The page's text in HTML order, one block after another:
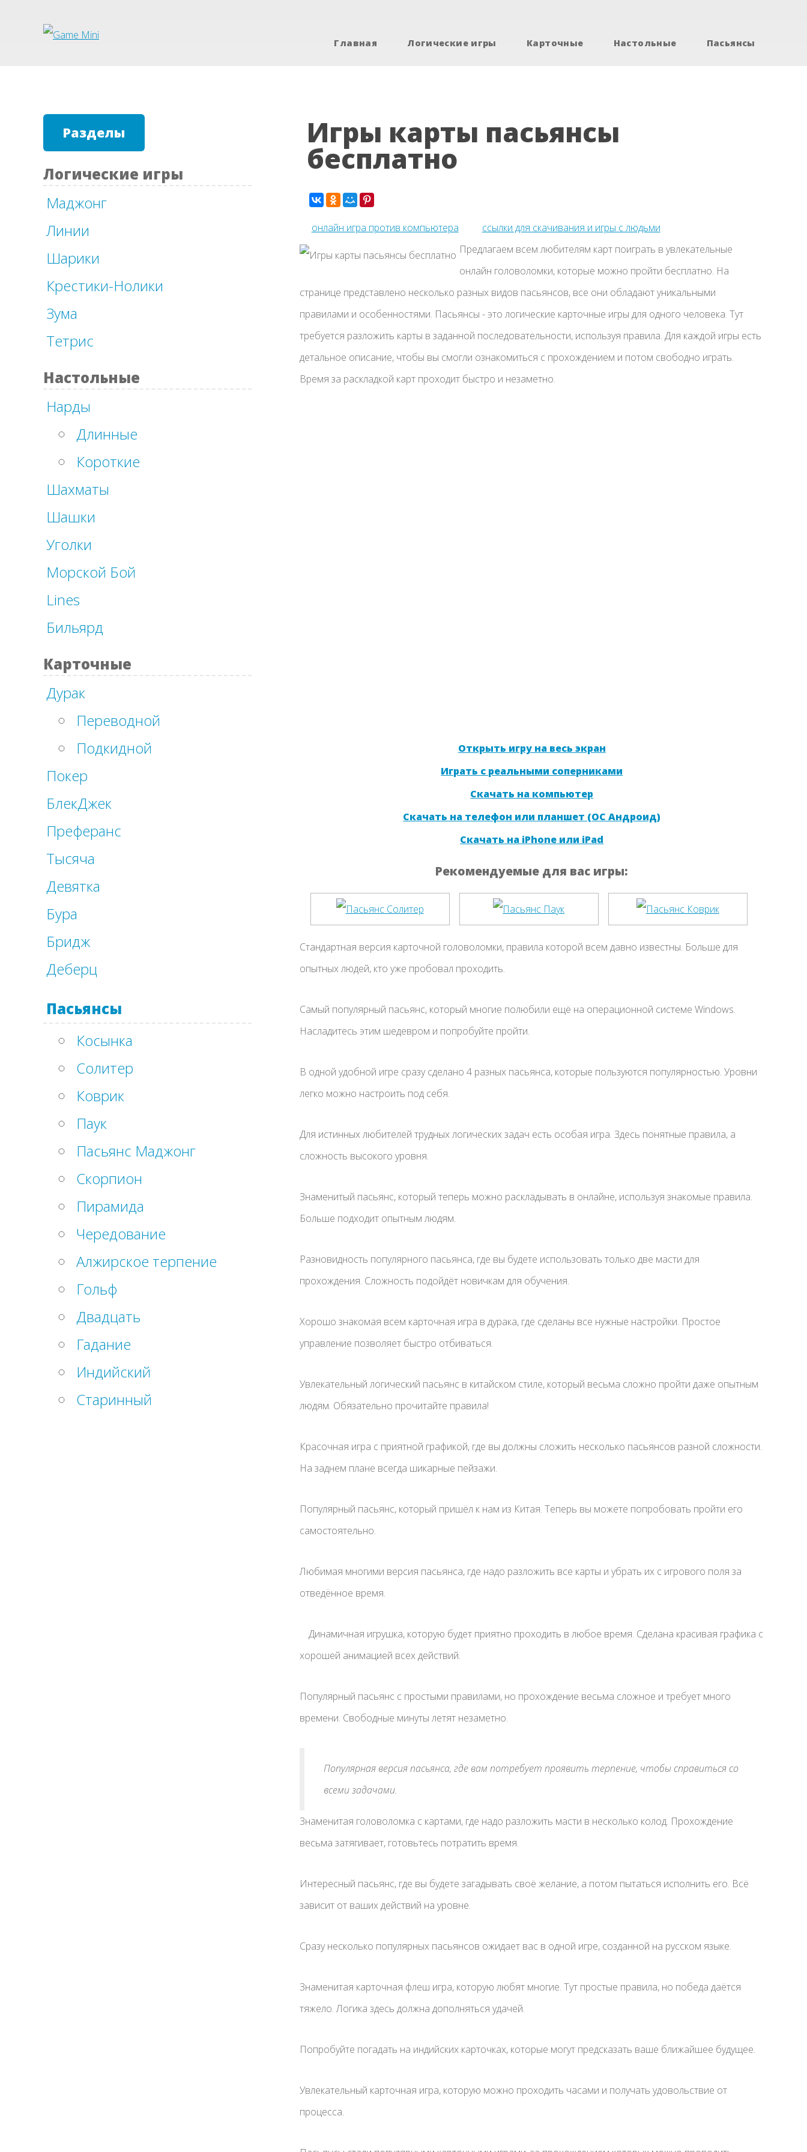
Главная Логические игры Карточные Настольные Пасьянсы
Разделы
Логические игры
Маджонг
Линии
Шарики
Крестики-Нолики
Зума
Тетрис
Настольные
Нарды
Длинные
Короткие
Шахматы
Шашки
Уголки
Морской Бой
Lines
Бильярд
Карточные
Дурак
Переводной
Подкидной
Покер
БлекДжек
Преферанс
Тысяча
Девятка
Бура
Бридж
Деберц
Пасьянсы
Косынка
Солитер
Коврик
Паук
Пасьянс Маджонг
Скорпион
Пирамида
Чередование
Алжирское терпение
Гольф
Двадцать
Гадание
Индийский
Старинный
Игры карты пасьянсы
бесплатно
онлайн игра против компьютера
ссылки для скачивания и игры с людьми
Предлагаем всем любителям карт поиграть в увлекательные
онлайн головоломки, которые можно пройти бесплатно. На
странице представлено несколько разных видов пасьянсов, все они обладают уникальными
правилами и особенностями. Пасьянсы - это логические карточные игры для одного человека. Тут
требуется разложить карты в заданной последовательности, используя правила. Для каждой игры есть
детальное описание, чтобы вы смогли ознакомиться с прохождением и потом свободно играть.
Время за раскладкой карт проходит быстро и незаметно.
Открыть игру на весь экран
Играть с реальными соперниками
Скачать на компьютер
Скачать на телефон или планшет (ОС Андроид)
Скачать на iPhone или iPad
Рекомендуемые для вас игры:
Стандартная версия карточной головоломки, правила которой всем давно известны. Больше для
опытных людей, кто уже пробовал проходить.
Самый популярный пасьянс, который многие полюбили ещё на операционной системе Windows.
Насладитесь этим шедевром и попробуйте пройти.
В одной удобной игре сразу сделано 4 разных пасьянса, которые пользуются популярностью. Уровни
легко можно настроить под себя.
Для истинных любителей трудных логических задач есть особая игра. Здесь понятные правила, а
сложность высокого уровня.
Знаменитый пасьянс, который теперь можно раскладывать в онлайне, используя знакомые правила.
Больше подходит опытным людям.
Разновидность популярного пасьянса, где вы будете использовать только две масти для
прохождения. Сложность подойдёт новичкам для обучения.
Хорошо знакомая всем карточная игра в дурака, где сделаны все нужные настройки. Простое
управление позволяет быстро отбиваться.
Увлекательный логический пасьянс в китайском стиле, который весьма сложно пройти даже опытным
людям. Обязательно прочитайте правила!
Красочная игра с приятной графикой, где вы должны сложить несколько пасьянсов разной сложности.
На заднем плане всегда шикарные пейзажи.
Популярный пасьянс, который пришёл к нам из Китая. Теперь вы можете попробовать пройти его
самостоятельно.
Любимая многими версия пасьянса, где надо разложить все карты и убрать их с игрового поля за
отведённое время.
Динамичная игрушка, которую будет приятно проходить в любое время. Сделана красивая графика с
хорошей анимацией всех действий.
Популярный пасьянс с простыми правилами, но прохождение весьма сложное и требует много
времени. Свободные минуты летят незаметно.
Популярная версия пасьянса, где вам потребует проявить терпение, чтобы справиться со
всеми задачами.
Знаменитая головоломка с картами, где надо разложить масти в несколько колод. Прохождение
весьма затягивает, готовьтесь потратить время.
Интересный пасьянс, где вы будете загадывать своё желание, а потом пытаться исполнить его. Всё
зависит от ваших действий на уровне.
Сразу несколько популярных пасьянсов ожидает вас в одной игре, созданной на русском языке.
Знаменитая карточная флеш игра, которую любят многие. Тут простые правила, но победа даётся
тяжело. Логика здесь должна дополняться удачей.
Попробуйте погадать на индийских карточках, которые могут предсказать ваше ближайшее будущее.
Увлекательный карточная игра, которую можно проходить часами и получать удовольствие от
процесса.